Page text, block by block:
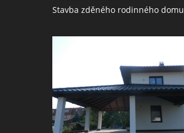
Stavba zděného rodinného domu